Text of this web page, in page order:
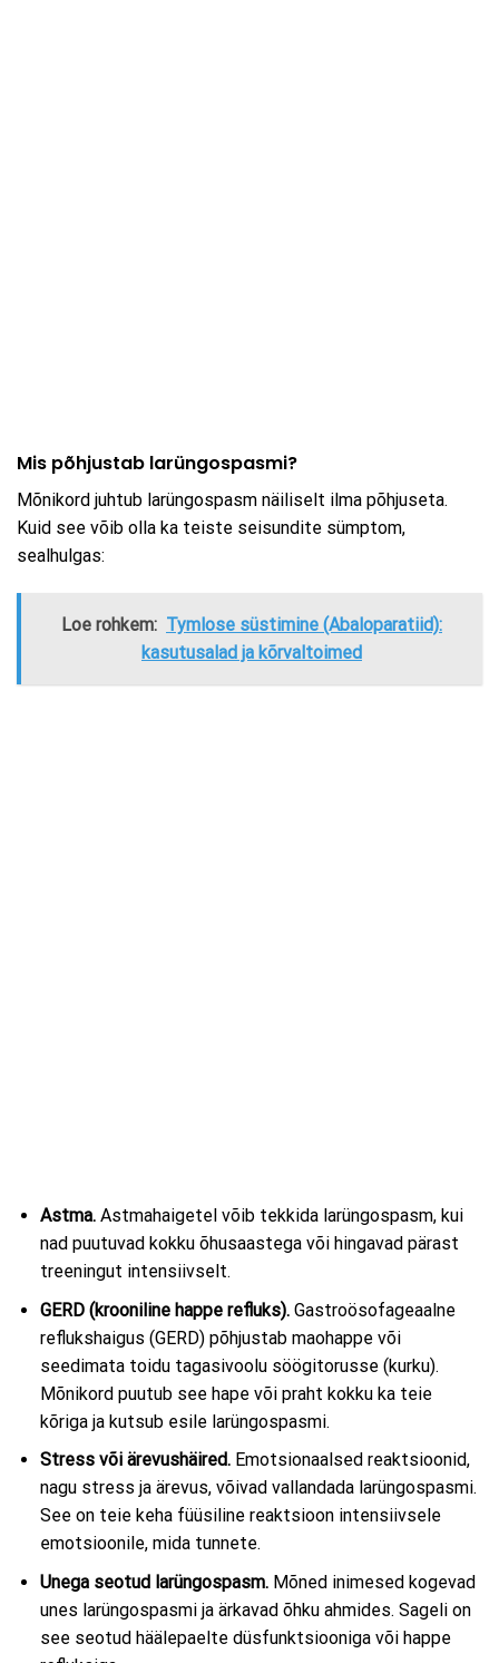
Mis põhjustab larüngospasmi?
Mõnikord juhtub larüngospasm näiliselt ilma põhjuseta.
Kuid see võib olla ka teiste seisundite sümptom,
sealhulgas:
Loe rohkem: Tymlose süstimine (Abaloparatiid):
kasutusalad ja kõrvaltoimed
Astma. Astmahaigetel võib tekkida larüngospasm, kui
nad puutuvad kokku õhusaastega või hingavad pärast
treeningut intensiivselt.
GERD (krooniline happe refluks). Gastroösofageaalne
reflukshaigus (GERD) põhjustab maohappe või
seedimata toidu tagasivoolu söögitorusse (kurku).
Mõnikord puutub see hape või praht kokku ka teie
kõriga ja kutsub esile larüngospasmi.
Stress või ärevushäired. Emotsionaalsed reaktsioonid,
nagu stress ja ärevus, võivad vallandada larüngospasmi.
See on teie keha füüsiline reaktsioon intensiivsele
emotsioonile, mida tunnete.
Unega seotud larüngospasm. Mõned inimesed kogevad
unes larüngospasmi ja ärkavad õhku ahmides. Sageli on
see seotud häälepaelte düsfunktsiooniga või happe